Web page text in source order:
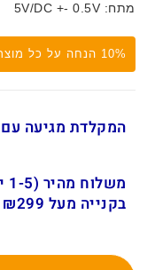
מתח: 5V/DC +- 0.5V
10% הנחה על כל מוצרי הגיימינג
המקלדת מגיעה
בקנייה מעל ₪299